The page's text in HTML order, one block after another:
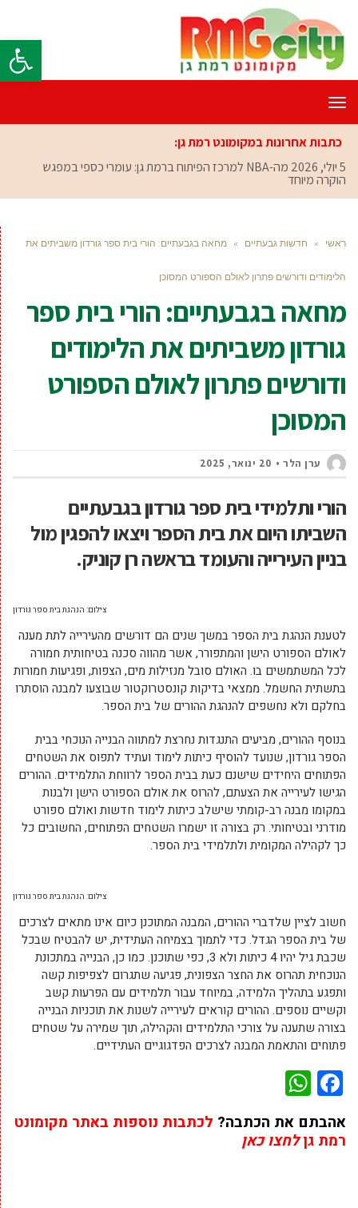
פתח
תפריט
כתבות אחרונות במקומונט רמת גן:
5 יולי, 2026
מה-NBA למרכז הפיתוח ברמת גן: עומרי כספי במפגש
הוקרה מיוחד
ראשי » חדשות גבעתיים » מחאה בגבעתיים: הורי בית ספר גורדון משביתים את
הלימודים ודורשים פתרון לאולם הספורט המסוכן
מחאה בגבעתיים: הורי בית ספר
גורדון משביתים את הלימודים
ודורשים פתרון לאולם הספורט
המסוכן
ערן הלר 20 ינואר, 2025
הורי ותלמידי בית ספר גורדון בגבעתיים
השביתו היום את בית הספר ויצאו להפגין מול
בניין העירייה והעומד בראשה רן קוניק.
צילום: הנהגת בית ספר גורדון
לטענת הנהגת בית הספר במשך שנים הם דורשים מהעירייה לתת מענה
לאולם הספורט הישן והמתפורר, אשר מהווה סכנה בטיחותית חמורה
לכל המשתמשים בו. האולם סובל מנזילות מים, הצפות, ופגיעות חמורות
בתשתית החשמל. ממצאי בדיקות קונסטרוקטור שבוצעו למבנה הוסתרו
בחלקם ולא נחשפים להנהגת ההורים של בית הספר.
בנוסף ההורים, מביעים התנגדות נחרצת למתווה הבנייה הנוכחי בבית
הספר גורדון, שנועד להוסיף כיתות לימוד ועתיד לתפוס את השטחים
הפתוחים היחידים שישנם כעת בבית הספר לרווחת התלמידים. ההורים
הגישו לעירייה את הצעתם, להרוס את אולם הספורט הישן ולבנות
במקומו מבנה רב-קומתי שישלב כיתות לימוד חדשות ואולם ספורט
מודרני ובטיחותי. רק בצורה זו ישמרו השטחים הפתוחים, החשובים כל
כך לקהילה המקומית ולתלמידי בית הספר.
צילום: הנהגת בית ספר גורדון
חשוב לציין שלדברי ההורים, המבנה המתוכנן כיום אינו מתאים לצרכים
של בית הספר הגדל. כדי לתמוך בצמיחה העתידית, יש להבטיח שבכל
שכבת גיל יהיו 4 כיתות ולא 3, כפי שתוכנן. כמו כן, הבנייה במתכונת
הנוכחית תהרוס את החצר הצפונית, פגיעה שתגרום לצפיפות קשה
ותפגע בתהליך הלמידה, במיוחד עבור תלמידים עם הפרעות קשב
וקשיים נוספים. ההורים קוראים לעירייה לשנות את תוכניות הבנייה
בצורה שתענה על צורכי התלמידים והקהילה, תוך שמירה על שטחים
פתוחים והתאמת המבנה לצרכים הפדגוגיים העתידיים.
Facebook
אהבתם את הכתבה? לכתבות נוספות באתר מקומונט
רמת גןלחצו כאן